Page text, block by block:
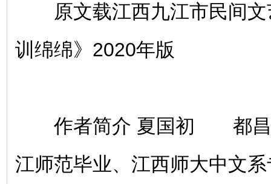
原文载江西九江市民间文
训绵绵》2020年版
作者简介 夏国初 都昌
江师范毕业、江西师大中文